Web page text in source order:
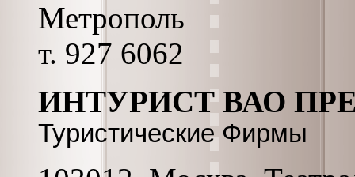
Метрополь
т. 927 6062
ИНТУРИСТ ВАО
Туристические Фирмы